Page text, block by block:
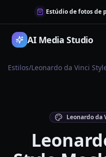
Estúdio de fotos de
AI Media Studio
Estilos/Leonardo da Vinci
Leonardo da